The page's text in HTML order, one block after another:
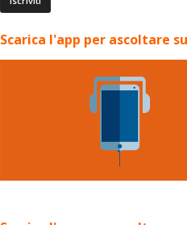
Scarica l'app per ascoltare